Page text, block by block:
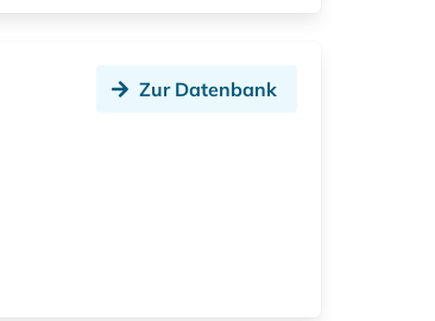
Zur Datenbank